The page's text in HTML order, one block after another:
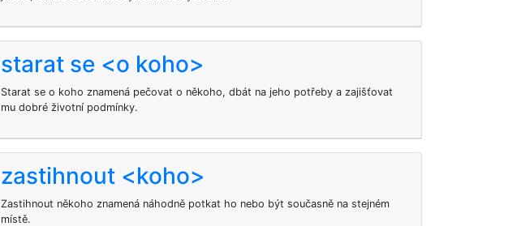
starat se <o koho>
Starat se o koho znamená pečovat o někoho, dbát na jeho potřeby a zajišťovat
mu dobré životní podmínky.
zastihnout <koho>
Zastihnout někoho znamená náhodně potkat ho nebo být současně na stejném
místě.